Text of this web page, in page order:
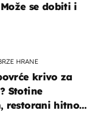
se dobiti i
HRANE
krivo za
Stotine
restorani hitno